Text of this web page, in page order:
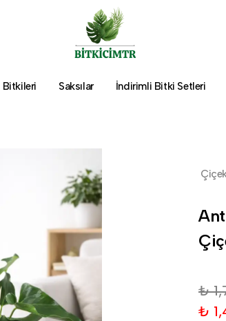
Bitkileri Saksılar İndirimli Bitki Setleri
₺
₺